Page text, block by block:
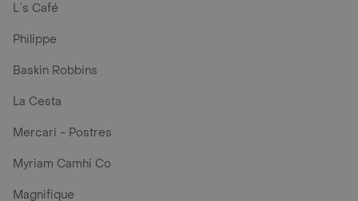
L´s Café
Philippe
Baskin Robbins
La Cesta
Mercari - Postres
Myriam Camhi Co
Magnifique